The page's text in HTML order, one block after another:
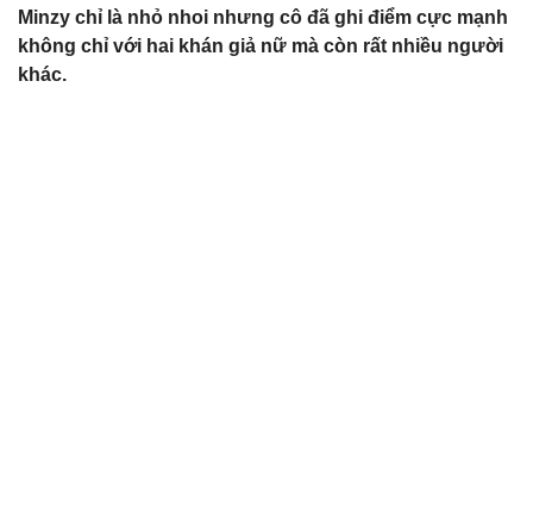
Minzy chỉ là nhỏ nhoi nhưng cô đã ghi điểm cực mạnh
không chỉ với hai khán giả nữ mà còn rất nhiều người
khác.